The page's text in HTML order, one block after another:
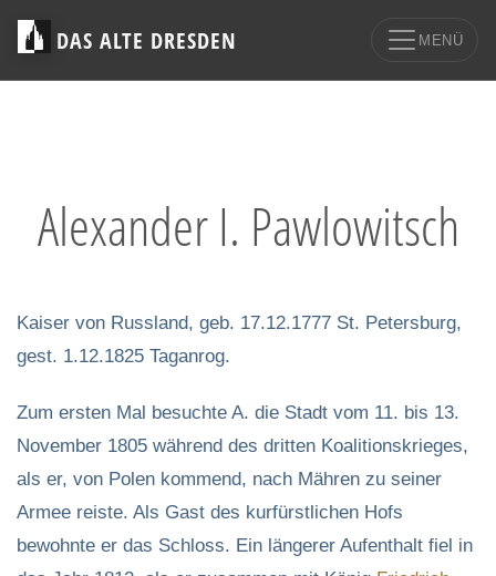
DAS ALTE DRESDEN MENÜ
Alexander I. Pawlowitsch
Kaiser von Russland, geb. 17.12.1777 St. Petersburg,
gest. 1.12.1825 Taganrog.
Zum ersten Mal besuchte A. die Stadt vom 11. bis 13.
November 1805 während des dritten Koalitionskrieges,
als er, von Polen kommend, nach Mähren zu seiner
Armee reiste. Als Gast des kurfürstlichen Hofs
bewohnte er das Schloss. Ein längerer Aufenthalt fiel in